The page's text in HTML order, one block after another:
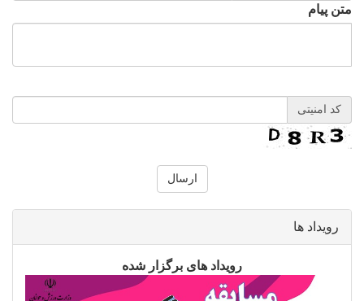
متن پیام
کد امنیتی
رویداد ها
رویداد های برگزار شده